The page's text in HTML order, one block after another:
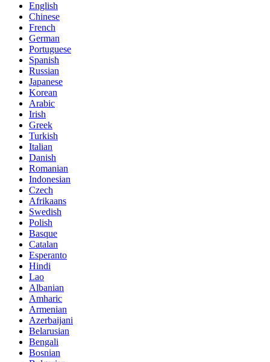
English
Chinese
French
German
Portuguese
Spanish
Russian
Japanese
Korean
Arabic
Irish
Greek
Turkish
Italian
Danish
Romanian
Indonesian
Czech
Afrikaans
Swedish
Polish
Basque
Catalan
Esperanto
Hindi
Lao
Albanian
Amharic
Armenian
Azerbaijani
Belarusian
Bengali
Bosnian